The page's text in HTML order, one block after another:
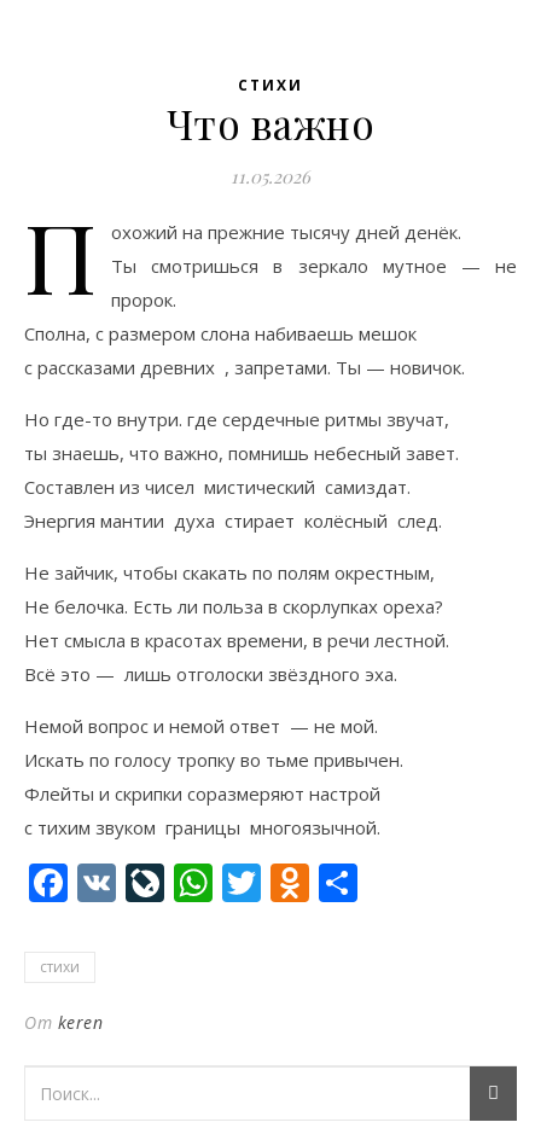
СТИХИ
Что важно
11.05.2026
П
охожий на прежние тысячу дней денёк.
Ты смотришься в зеркало мутное — не
пророк.
Сполна, с размером слона набиваешь мешок
с рассказами древних , запретами. Ты — новичок.
Но где-то внутри. где сердечные ритмы звучат,
ты знаешь, что важно, помнишь небесный завет.
Составлен из чисел мистический самиздат.
Энергия мантии духа стирает колёсный след.
Не зайчик, чтобы скакать по полям окрестным,
Не белочка. Есть ли польза в скорлупках ореха?
Нет смысла в красотах времени, в речи лестной.
Всё это — лишь отголоски звёздного эха.
Немой вопрос и немой ответ — не мой.
Искать по голосу тропку во тьме привычен.
Флейты и скрипки соразмеряют настрой
с тихим звуком границы многоязычной.
Facebook
VK LiveJournal
WhatsApp
Twitter
стихи
От keren